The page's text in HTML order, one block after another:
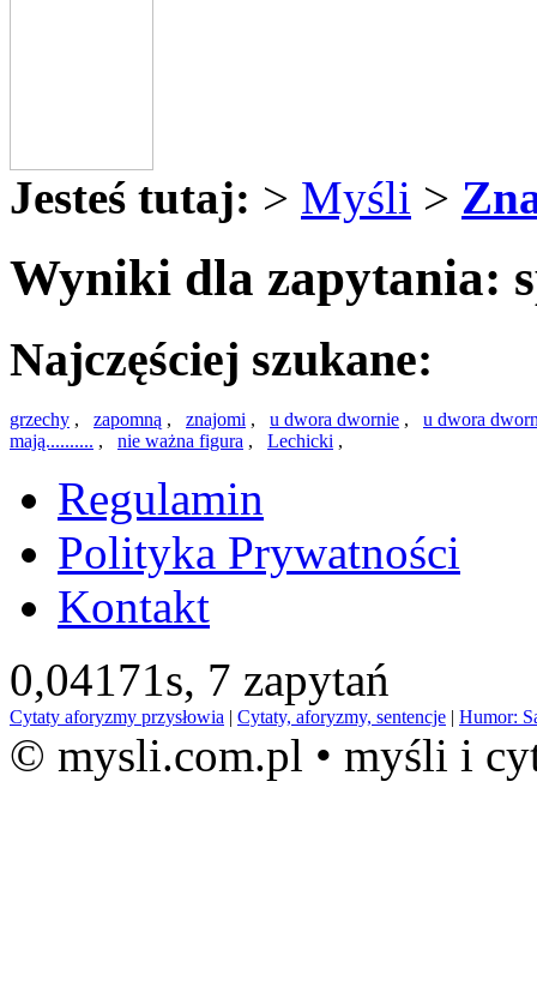
Jesteś tutaj: > Myśli >
Wyniki dla zapytania:
Najczęściej szukane:
grzechy , zapomną , znajomi , u dwora dwornie , u dwora
mają.......... , nie ważna figura , Lechicki ,
Regulamin
Polityka Prywatności
Kontakt
0,04171s, 7 zapytań
Cytaty aforyzmy przysłowia | Cytaty, aforyzmy, sentencje | Humor:
© mysli.com.pl • myśli i